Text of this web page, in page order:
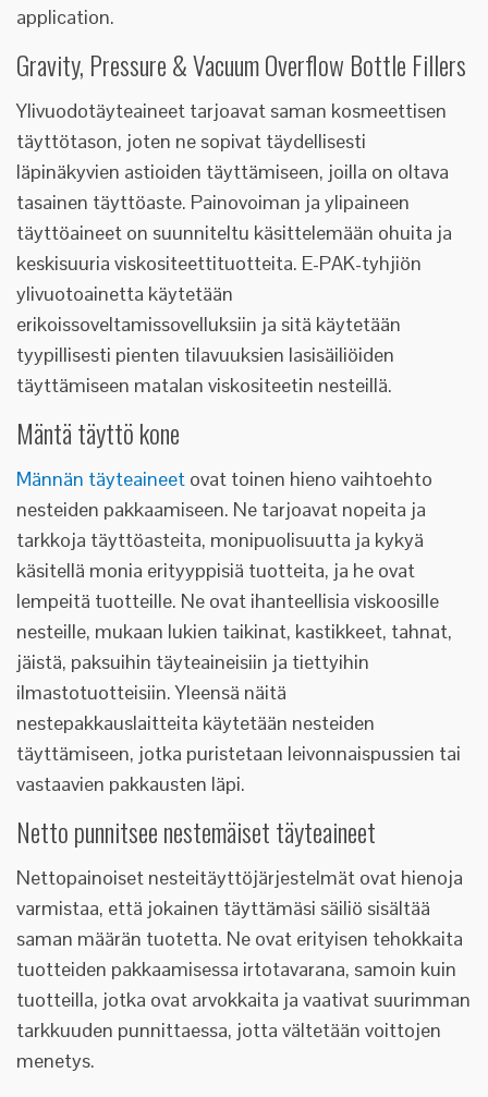
application.
Gravity, Pressure & Vacuum Overflow Bottle Fillers
Ylivuodotäyteaineet tarjoavat saman kosmeettisen
täyttötason, joten ne sopivat täydellisesti
läpinäkyvien astioiden täyttämiseen, joilla on oltava
tasainen täyttöaste. Painovoiman ja ylipaineen
täyttöaineet on suunniteltu käsittelemään ohuita ja
keskisuuria viskositeettituotteita. E-PAK-tyhjiön
ylivuotoainetta käytetään
erikoissoveltamissovelluksiin ja sitä käytetään
tyypillisesti pienten tilavuuksien lasisäiliöiden
täyttämiseen matalan viskositeetin nesteillä.
Mäntä täyttö kone
Männän täyteaineet ovat toinen hieno vaihtoehto
nesteiden pakkaamiseen. Ne tarjoavat nopeita ja
tarkkoja täyttöasteita, monipuolisuutta ja kykyä
käsitellä monia erityyppisiä tuotteita, ja he ovat
lempeitä tuotteille. Ne ovat ihanteellisia viskoosille
nesteille, mukaan lukien taikinat, kastikkeet, tahnat,
jäistä, paksuihin täyteaineisiin ja tiettyihin
ilmastotuotteisiin. Yleensä näitä
nestepakkauslaitteita käytetään nesteiden
täyttämiseen, jotka puristetaan leivonnaispussien tai
vastaavien pakkausten läpi.
Netto punnitsee nestemäiset täyteaineet
Nettopainoiset nesteitäyttöjärjestelmät ovat hienoja
varmistaa, että jokainen täyttämäsi säiliö sisältää
saman määrän tuotetta. Ne ovat erityisen tehokkaita
tuotteiden pakkaamisessa irtotavarana, samoin kuin
tuotteilla, jotka ovat arvokkaita ja vaativat suurimman
tarkkuuden punnittaessa, jotta vältetään voittojen
menetys.